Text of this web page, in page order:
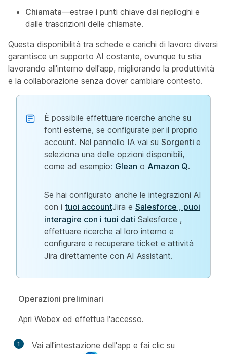
Chiamata—estrae i punti chiave dai riepiloghi e
dalle trascrizioni delle chiamate.
Questa disponibilità tra schede e carichi di lavoro diversi
garantisce un supporto AI costante, ovunque tu stia
lavorando all'interno dell'app, migliorando la produttività
e la collaborazione senza dover cambiare contesto.
È possibile effettuare ricerche anche su
fonti esterne, se configurate per il proprio
account. Nel pannello IA vai su Sorgenti e
seleziona una delle opzioni disponibili,
come ad esempio: Glean o Amazon Q.
Se hai configurato anche le integrazioni AI
con i tuoi accountJira e Salesforce , puoi
interagire con i tuoi dati Salesforce ,
effettuare ricerche al loro interno e
configurare e recuperare ticket e attività
Jira direttamente con AI Assistant.
Operazioni preliminari
Apri Webex ed effettua l'accesso.
1
Vai all'intestazione dell'app e fai clic su